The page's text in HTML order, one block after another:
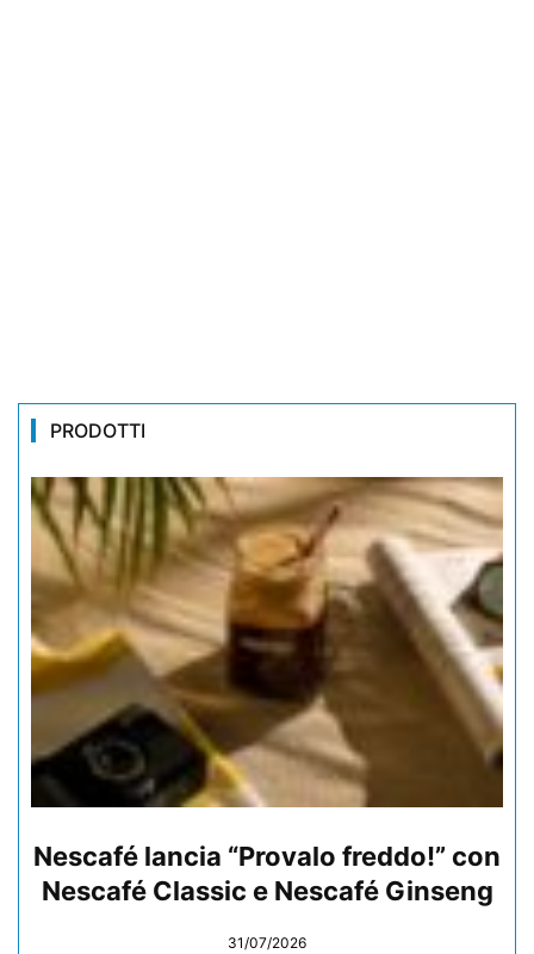
PRODOTTI
Nescafé lancia “Provalo freddo!” con
Nescafé Classic e Nescafé Ginseng
31/07/2026